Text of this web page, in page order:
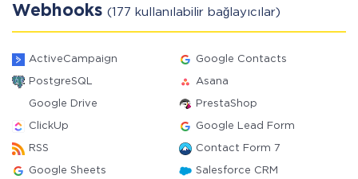
Webhooks (177 kullanılabilir bağlayıcılar)
ActiveCampaign Google Contacts
PostgreSQL Asana
Google Drive PrestaShop
ClickUp Google Lead Form
RSS Contact Form 7
Google Sheets Salesforce CRM